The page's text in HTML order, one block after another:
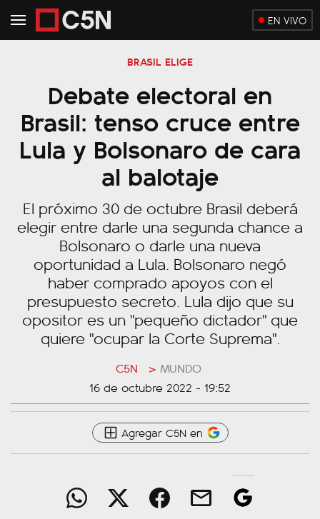
EN VIVO
BRASIL ELIGE
Debate electoral en
Brasil: tenso cruce entre
Lula y Bolsonaro de cara
al balotaje
El próximo 30 de octubre Brasil deberá
elegir entre darle una segunda chance a
Bolsonaro o darle una nueva
oportunidad a Lula. Bolsonaro negó
haber comprado apoyos con el
presupuesto secreto. Lula dijo que su
opositor es un "pequeño dictador" que
quiere "ocupar la Corte Suprema".
C5N > MUNDO
16 de octubre 2022 - 19:52
Agregar C5N en